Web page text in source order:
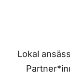
Lokal